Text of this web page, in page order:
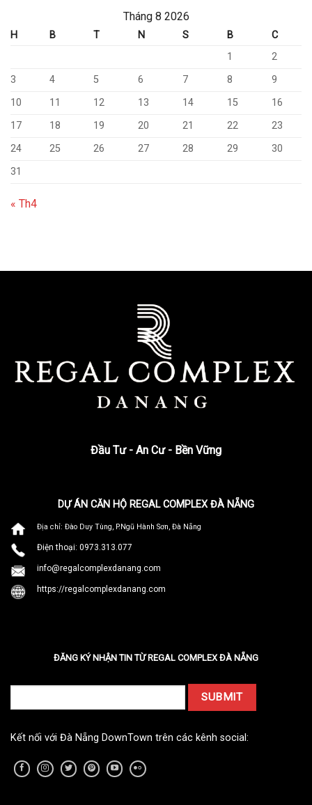
Tháng 8 2026
H B T N S B
C
1
2
3
4 5 6 7 8
9
10
11 12 13 14 15
16
17
18 19 20 21 22
23
24
25 26 27 28 29
30
31
« Th4
Đầu Tư - An Cư - Bền Vững
DỰ ÁN CĂN HỘ REGAL COMPLEX ĐÀ NẴNG
Địa chỉ: Đào Duy Tùng, P.Ngũ Hành Sơn, Đà Nẵng
Điện thoại: 0973.313.077
info@regalcomplexdanang.com
https://regalcomplexdanang.com
ĐĂNG KÝ NHẬN TIN TỪ REGAL COMPLEX ĐÀ NẴNG
Kết nối với Đà Nẵng DownTown trên các kênh social: